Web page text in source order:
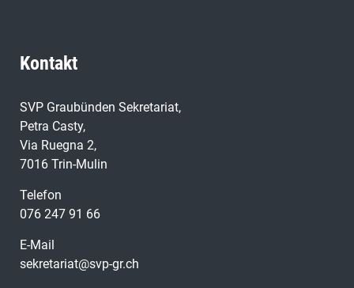
Kontakt
SVP Graubünden Sekretariat,
Petra Casty,
Via Ruegna 2,
7016 Trin-Mulin
Telefon
076 247 91 66
E-Mail
sekretariat@svp-gr.ch